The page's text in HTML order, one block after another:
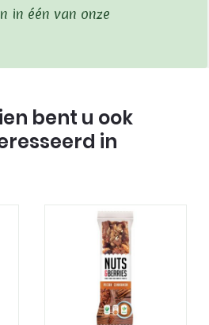
in één van onze
bent u ook
in